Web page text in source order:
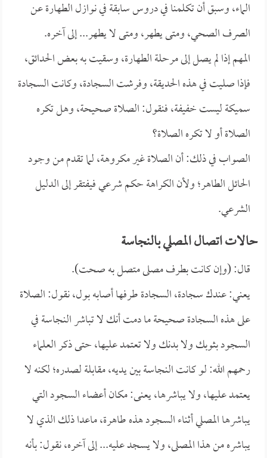
الماء، وسبق أن تكلمنا في دروس سابقة في نوازل الطهارة عن
الصرف الصحي، ومتى يطهر، ومتى لا يطهر... إلى آخره.
المهم إذا لم يصل إلى مرحلة الطهارة، وسقيت به بعض الحدائق،
فإذا صليت في هذه الحديقة، وفرشت السجادة، وكانت السجادة
سميكة ليست خفيفة، فنقول: الصلاة صحيحة، وهل تكره
الصلاة أو لا تكره الصلاة؟
الصواب في ذلك: أن الصلاة غير مكروهة، لما تقدم من وجود
الحائل الطاهر؛ ولأن الكراهة حكم شرعي فيفتقر إلى الدليل
الشرعي.
حالات اتصال المصلي بالنجاسة
قال: (وإن كانت بطرف مصلى متصل به صحت).
يعني: عندك سجادة، السجادة طرفها أصابه بول، نقول: الصلاة
على هذه السجادة صحيحة ما دمت أنك لا تباشر النجاسة في
السجود بثوبك ولا بدنك ولا تعتمد عليها، حتى ذكر العلماء
رحمهم الله: لو كانت النجاسة بين يديه، مقابلة لصدره؛ لكنه لا
يعتمد عليها، ولا يباشرها، يعنى: مكان أعضاء السجود التي
يباشرها المصلي أثناء السجود هذه طاهرة، ماعدا ذلك الذي لا
يباشره من هذا المصلى، ولا يسجد عليه... إلى آخره، نقول: بأنه